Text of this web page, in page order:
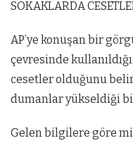
SOKAKLARDA
AP’ye konuşan bir
çevresinde
cesetler olduğunu
dumanlar yükseldiği
Gelen bilgilere göre